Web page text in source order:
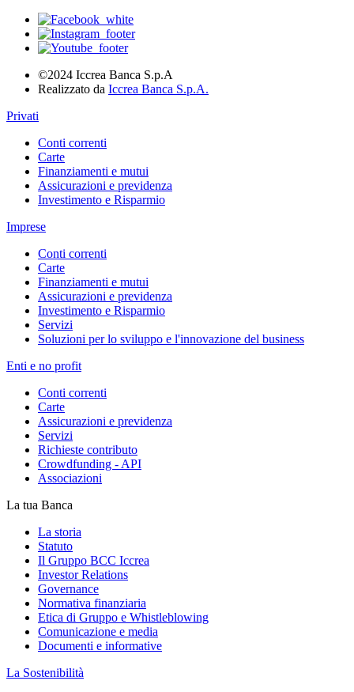
©2024 Iccrea Banca S.p.A
Realizzato da Iccrea Banca S.p.A.
Privati
Conti correnti
Carte
Finanziamenti e mutui
Assicurazioni e previdenza
Investimento e Risparmio
Imprese
Conti correnti
Carte
Finanziamenti e mutui
Assicurazioni e previdenza
Investimento e Risparmio
Servizi
Soluzioni per lo sviluppo e l'innovazione del business
Enti e no profit
Conti correnti
Carte
Assicurazioni e previdenza
Servizi
Richieste contributo
Crowdfunding - API
Associazioni
La tua Banca
La storia
Statuto
Il Gruppo BCC Iccrea
Investor Relations
Governance
Normativa finanziaria
Etica di Gruppo e Whistleblowing
Comunicazione e media
Documenti e informative
La Sostenibilità